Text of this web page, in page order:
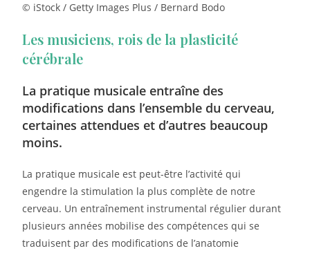
© iStock / Getty Images Plus / Bernard Bodo
Les musiciens, rois de la plasticité
cérébrale
La pratique musicale entraîne des
modifications dans l’ensemble du cerveau,
certaines attendues et d’autres beaucoup
moins.
La pratique musicale est peut-être l’activité qui
engendre la stimulation la plus complète de notre
cerveau. Un entraînement instrumental régulier durant
plusieurs années mobilise des compétences qui se
traduisent par des modifications de l’anatomie